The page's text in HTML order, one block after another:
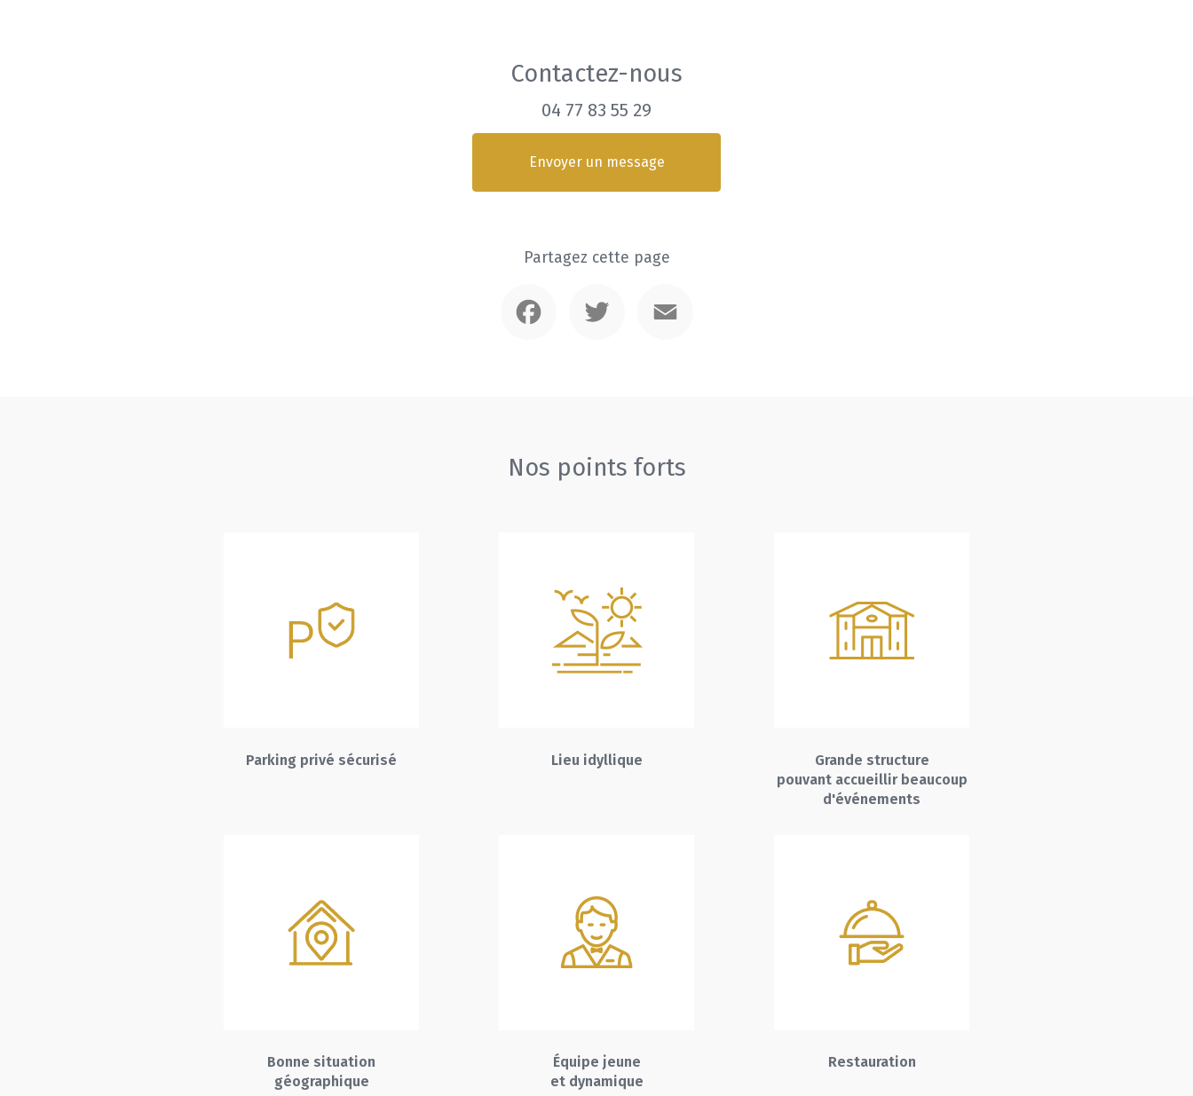
Contactez-nous
04 77 83 55 29
Envoyer un message
Partagez cette page
Nos points forts
Parking privé sécurisé Lieu idyllique
Grande structure
pouvant accueillir beaucoup
d'événements
Bonne situation
géographique
Équipe jeune
et dynamique
Restauration